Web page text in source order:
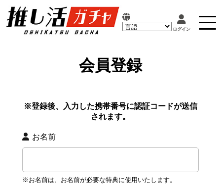
会員登録
※登録後、入力した携帯番号に認証コードが送信
されます。
お名前
※お名前は、お名前が必要な特典に使用いたします。